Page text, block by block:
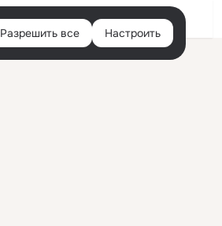
Войти
Разрешить все Настроить